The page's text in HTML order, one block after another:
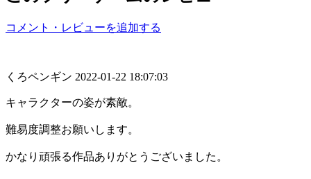
コメント・レビューを追加する
くろペンギン 2022-01-22 18:07:03
キャラクターの姿が素敵。
難易度調整お願いします。
かなり頑張る作品ありがとうございました。